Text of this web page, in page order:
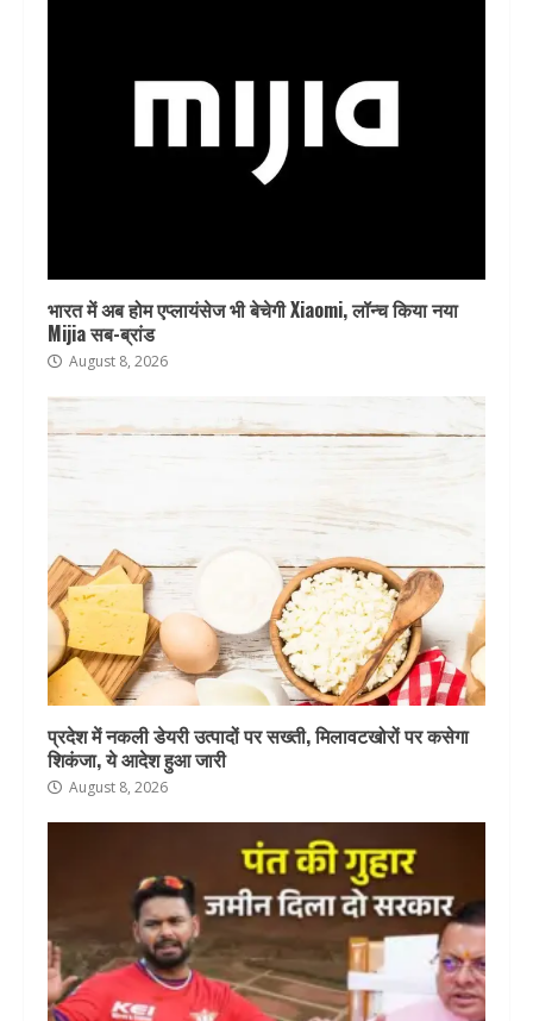
भारत में अब होम एप्लायंसेज भी बेचेगी Xiaomi, लॉन्च किया नया
Mijia सब-ब्रांड
August 8, 2026
प्रदेश में नकली डेयरी उत्पादों पर सख्ती, मिलावटखोरों पर कसेगा
शिकंजा, ये आदेश हुआ जारी
August 8, 2026